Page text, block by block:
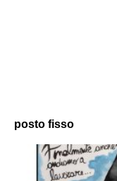
posto fisso